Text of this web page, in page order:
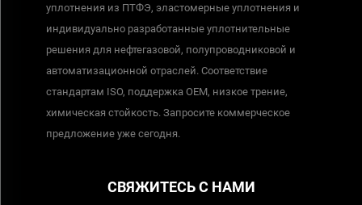
уплотнения из ПТФЭ, эластомерные уплотнения и
индивидуально разработанные уплотнительные
решения для нефтегазовой, полупроводниковой и
автоматизационной отраслей. Соответствие
стандартам ISO, поддержка OEM, низкое трение,
химическая стойкость. Запросите коммерческое
предложение уже сегодня.
СВЯЖИТЕСЬ С НАМИ